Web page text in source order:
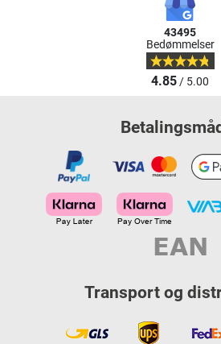
43495
Bedømmelser
4.85/ 5.00
Transport og